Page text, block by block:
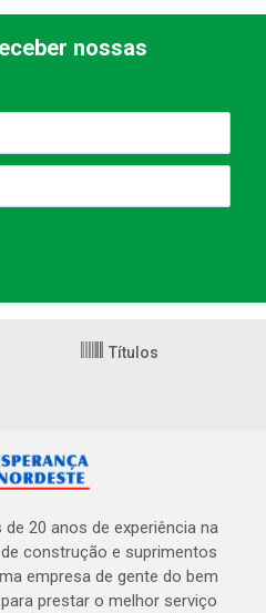
nossas
Títulos
20 anos de experiência na
construção e suprimentos
empresa de gente do bem
prestar o melhor serviço